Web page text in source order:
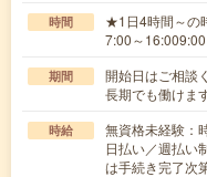
時間
★1日4時間～の
7:00～
期間
開始日はご相
長期でも働けま
時給
無資格未経験
日払い／週払い
は手続き完了次